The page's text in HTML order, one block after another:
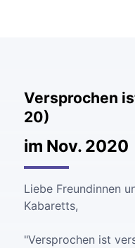
Versprochen
20)
im Nov. 2020
Liebe Freundinnen
Kabaretts,
"Versprochen ist